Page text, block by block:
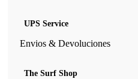
UPS Service
Envios & Devoluciones
The Surf Shop